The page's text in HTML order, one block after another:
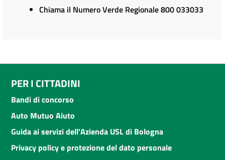
Chiama il Numero Verde Regionale 800 033033
PER I CITTADINI
Bandi di concorso
Auto Mutuo Aiuto
Guida ai servizi dell'Azienda USL di Bologna
Privacy policy e protezione del dato personale